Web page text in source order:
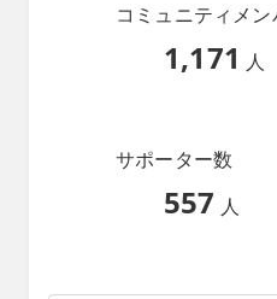
コミュニティメン
1,171 人
サポーター数
557 人